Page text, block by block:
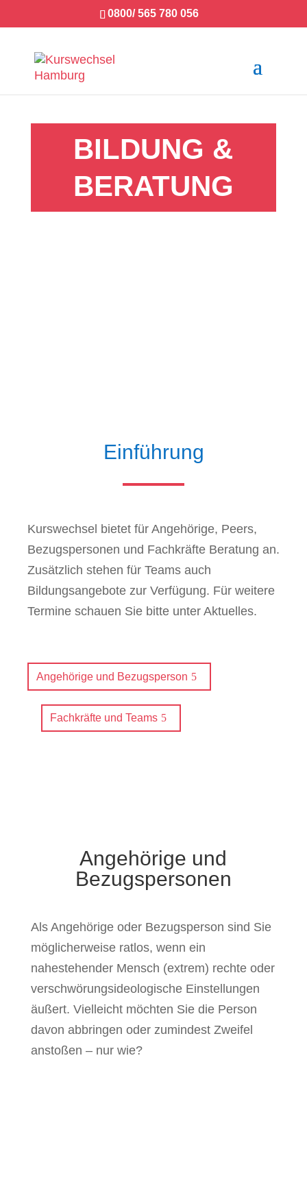
0800/ 565 780 056
BILDUNG &
BERATUNG
Einführung
Kurswechsel bietet für Angehörige, Peers,
Bezugspersonen und Fachkräfte Beratung an.
Zusätzlich stehen für Teams auch
Bildungsangebote zur Verfügung. Für weitere
Termine schauen Sie bitte unter Aktuelles.
Angehörige und Bezugsperson
Fachkräfte und Teams
Angehörige und
Bezugspersonen
Als Angehörige oder Bezugsperson sind Sie
möglicherweise ratlos, wenn ein
nahestehender Mensch (extrem) rechte oder
verschwörungsideologische Einstellungen
äußert. Vielleicht möchten Sie die Person
davon abbringen oder zumindest Zweifel
anstoßen – nur wie?